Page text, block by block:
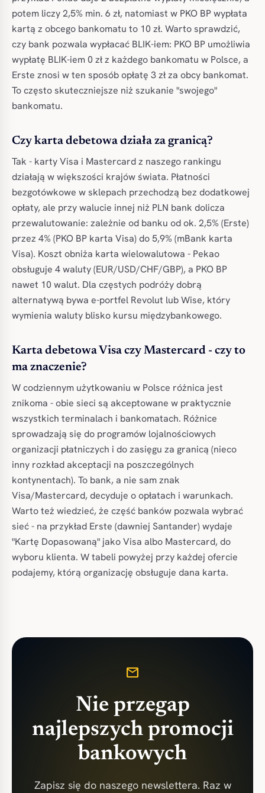
potem liczy 2,5% min. 6 zł, natomiast w PKO BP wypłata
kartą z obcego bankomatu to 10 zł. Warto sprawdzić,
czy bank pozwala wypłacać BLIK-iem: PKO BP umożliwia
wypłatę BLIK-iem 0 zł z każdego bankomatu w Polsce, a
Erste znosi w ten sposób opłatę 3 zł za obcy bankomat.
To często skuteczniejsze niż szukanie "swojego"
bankomatu.
Czy karta debetowa działa za granicą?
Tak - karty Visa i Mastercard z naszego rankingu
działają w większości krajów świata. Płatności
bezgotówkowe w sklepach przechodzą bez dodatkowej
opłaty, ale przy walucie innej niż PLN bank dolicza
przewalutowanie: zależnie od banku od ok. 2,5% (Erste)
przez 4% (PKO BP karta Visa) do 5,9% (mBank karta
Visa). Koszt obniża karta wielowalutowa - Pekao
obsługuje 4 waluty (EUR/USD/CHF/GBP), a PKO BP
nawet 10 walut. Dla częstych podróży dobrą
alternatywą bywa e-portfel Revolut lub Wise, który
wymienia waluty blisko kursu międzybankowego.
Karta debetowa Visa czy Mastercard - czy to
ma znaczenie?
W codziennym użytkowaniu w Polsce różnica jest
znikoma - obie sieci są akceptowane w praktycznie
wszystkich terminalach i bankomatach. Różnice
sprowadzają się do programów lojalnościowych
organizacji płatniczych i do zasięgu za granicą (nieco
inny rozkład akceptacji na poszczególnych
kontynentach). To bank, a nie sam znak
Visa/Mastercard, decyduje o opłatach i warunkach.
Warto też wiedzieć, że część banków pozwala wybrać
sieć - na przykład Erste (dawniej Santander) wydaje
"Kartę Dopasowaną" jako Visa albo Mastercard, do
wyboru klienta. W tabeli powyżej przy każdej ofercie
podajemy, którą organizację obsługuje dana karta.
mail
Nie przegap
najlepszych promocji
bankowych
Zapisz się do naszego newslettera. Raz w